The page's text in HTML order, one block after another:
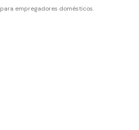
empregadores domésticos.